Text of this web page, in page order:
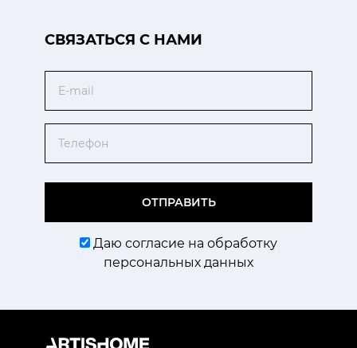
CВЯЗАТЬСЯ С НАМИ
ОТПРАВИТЬ
Даю согласие на обработку
персональных данных